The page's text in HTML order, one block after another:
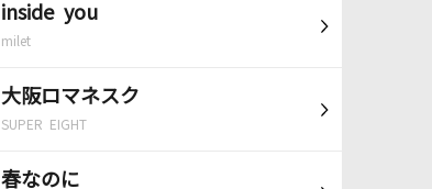
inside you
milet
大阪ロマネスク
SUPER EIGHT
春なのに